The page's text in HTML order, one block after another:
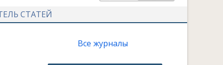
СТАТЕЙ
Все журналы